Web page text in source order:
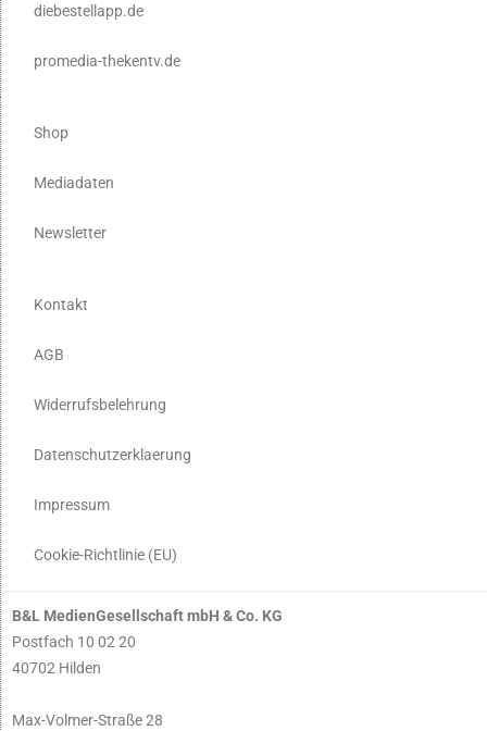
diebestellapp.de
promedia-thekentv.de
Shop
Mediadaten
Newsletter
Kontakt
AGB
Widerrufsbelehrung
Datenschutzerklaerung
Impressum
Cookie-Richtlinie (EU)
B&L MedienGesellschaft mbH & Co. KG
Postfach 10 02 20
40702 Hilden
Max-Volmer-Straße 28